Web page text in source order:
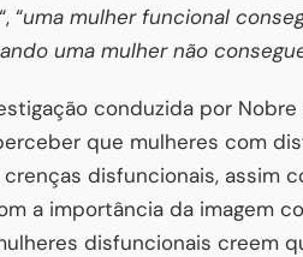
“, “uma mulher funcional
uma mulher não
conduzida por
que mulheres com
disfuncionais, assim
a importância da imagem
disfuncionais creem